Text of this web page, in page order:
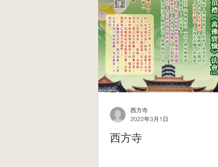
西方寺
西方寺
2022年3月1日